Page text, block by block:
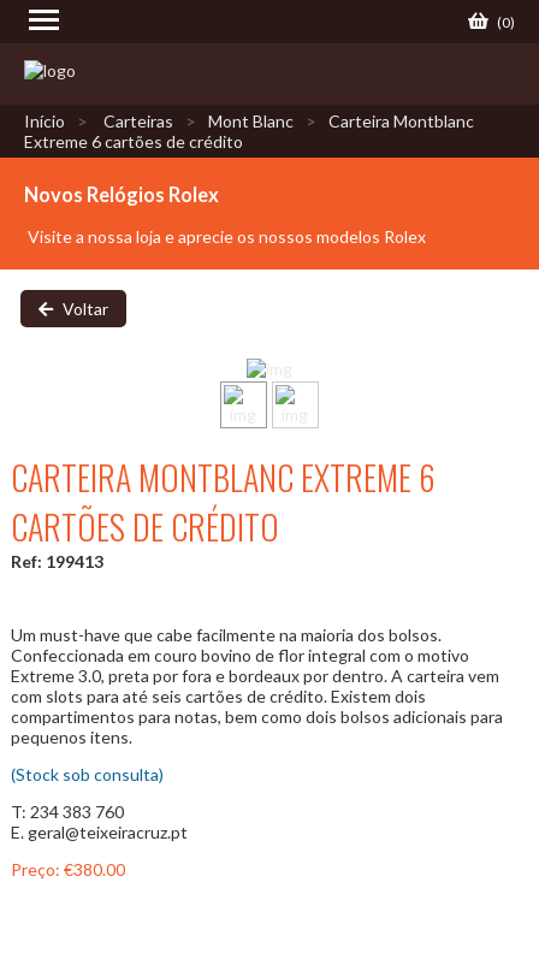
(0)
Início Carteiras Mont Blanc
Carteira Montblanc
Extreme 6 cartões de crédito
Novos Relógios Rolex
Visite a nossa loja e aprecie os nossos modelos Rolex
Voltar
CARTEIRA MONTBLANC EXTREME 6
CARTÕES DE CRÉDITO
Ref: 199413
Um must-have que cabe facilmente na maioria dos bolsos.
Confeccionada em couro bovino de flor integral com o motivo
Extreme 3.0, preta por fora e bordeaux por dentro. A carteira vem
com slots para até seis cartões de crédito. Existem dois
compartimentos para notas, bem como dois bolsos adicionais para
pequenos itens.
(Stock sob consulta)
T: 234 383 760
E. geral@teixeiracruz.pt
Preço: €380.00